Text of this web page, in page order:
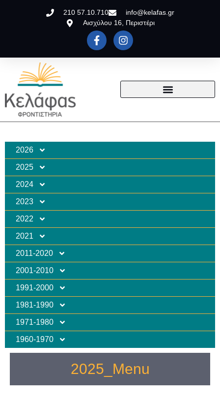
210 57.10.710
info@kelafas.gr
Αισχύλου 16, Περιστέρι
2026
2025
2024
2023
2022
2021
2011-2020
2001-2010
1991-2000
1981-1990
1971-1980
1960-1970
2025_Menu